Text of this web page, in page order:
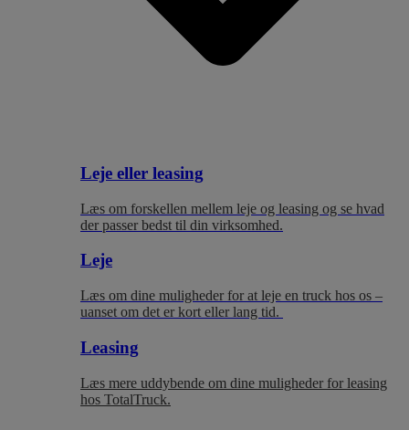
Leje eller leasing
Læs om forskellen mellem leje og leasing og se hvad
der passer bedst til din virksomhed.
Leje
Læs om dine muligheder for at leje en truck hos os –
uanset om det er kort eller lang tid.
Leasing
Læs mere uddybende om dine muligheder for leasing
hos TotalTruck.